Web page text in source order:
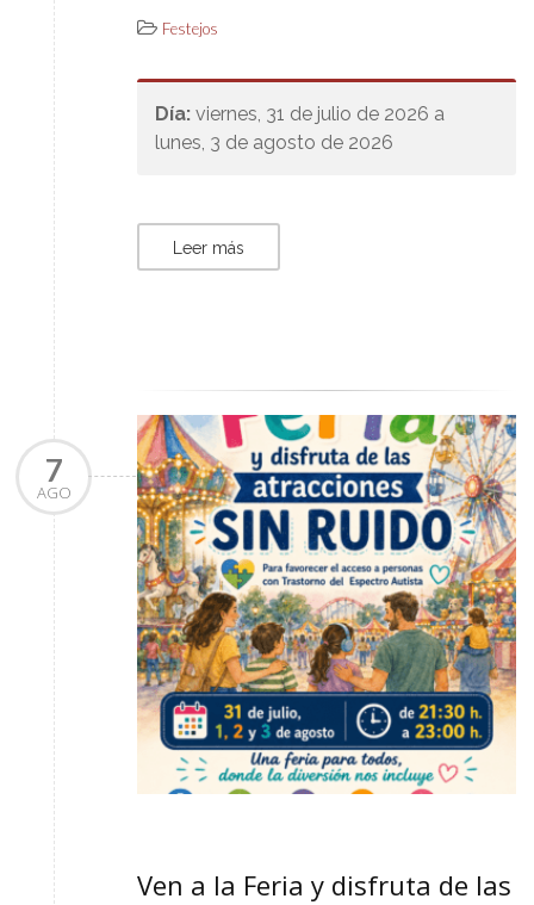
Festejos
Día: viernes, 31 de julio de 2026 a
lunes, 3 de agosto de 2026
Leer más
7
AGO
Ven a la Feria y disfruta de las